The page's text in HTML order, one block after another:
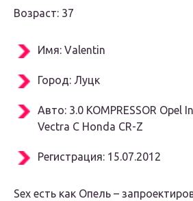
Возраст: 37
Имя: Valentin
Город: Луцк
Авто: 3.0 KOMPRESSOR Opel
Vectra C Honda CR-Z
Регистрация: 15.07.2012
Sex есть как Опель –